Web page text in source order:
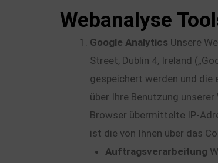
Webanalyse
Google Analytics Unsere
Street, Dublin 4, Ireland
gespeichert werden und die
über Ihre Benutzung
Browser übermittelte IP-
ist die von Ihnen über das
Auftragsverarbeitung